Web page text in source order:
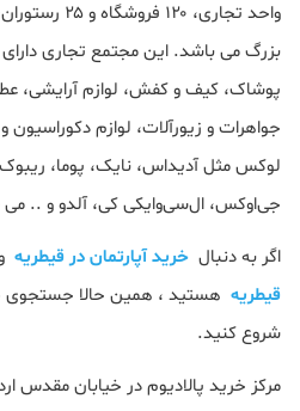
واحد تجاری،
بزرگ می باشد. این مجتمع تجاری
پوشاک، کیف و کفش، لوازم آرایشی،
جواهرات و زیورآلات، لوازم
لوکس مثل آدیداس، نایک، پوما،
جی‌اوکس، ال‌سی‌وایکی کی، آلدو و .. می
اگر به دنبال خرید آپارتمان در قیطریه
قیطریه هستید ، همین حالا جستجوی
شروع کنید.
مرکز خرید پالادیوم در خیابان مقدس